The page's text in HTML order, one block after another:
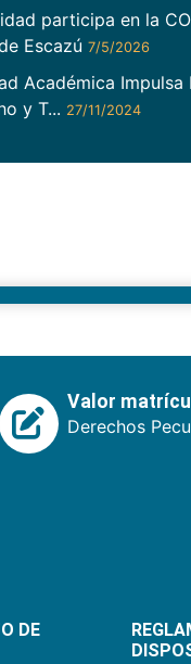
participa en la
Escazú 7/5/2026
Académica Impulsa
y T... 27/11/2024
Valor
Derechos
DE